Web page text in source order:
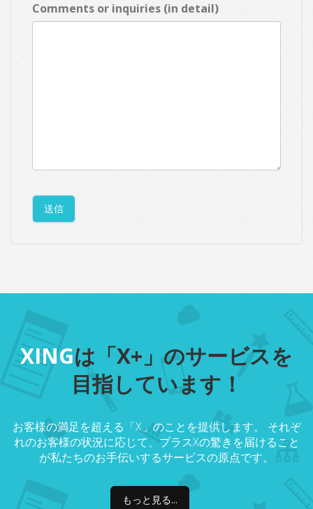
Comments or inquiries (in detail)
XINGは「X+」のサービスを
目指しています！
お客様の満足を超える「X」のことを提供します。 それぞ
れのお客様の状況に応じて、プラスXの驚きを届けること
が私たちのお手伝いするサービスの原点です。
もっと見る...